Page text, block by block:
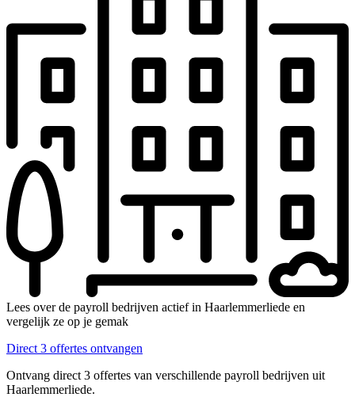
Lees over de payroll bedrijven actief in Haarlemmerliede en
vergelijk ze op je gemak
Direct 3 offertes ontvangen
Ontvang direct 3 offertes van verschillende payroll bedrijven uit
Haarlemmerliede.